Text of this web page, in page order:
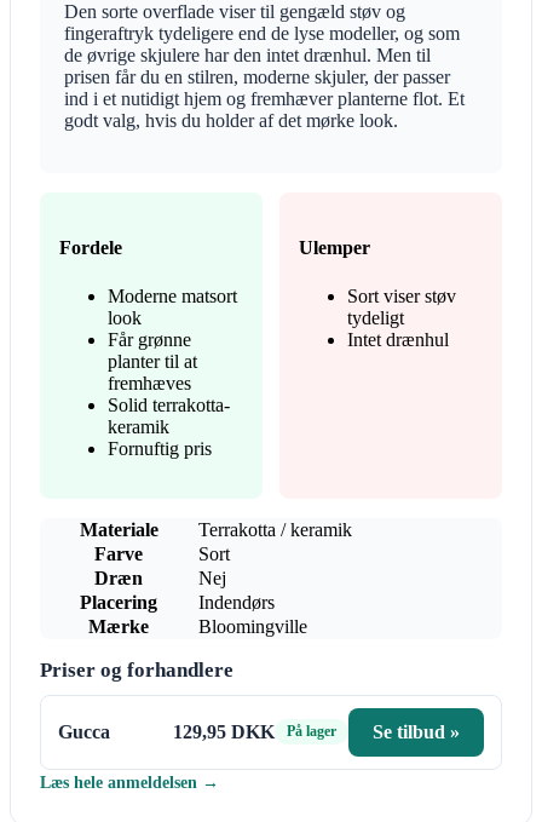
Den sorte overflade viser til gengæld støv og
fingeraftryk tydeligere end de lyse modeller, og som
de øvrige skjulere har den intet drænhul. Men til
prisen får du en stilren, moderne skjuler, der passer
ind i et nutidigt hjem og fremhæver planterne flot. Et
godt valg, hvis du holder af det mørke look.
Fordele
Moderne matsort
look
Får grønne
planter til at
fremhæves
Solid terrakotta-
keramik
Fornuftig pris
Ulemper
Sort viser støv
tydeligt
Intet drænhul
Materiale
Terrakotta / keramik
Farve
Sort
Dræn
Nej
Placering
Indendørs
Mærke
Bloomingville
Priser og forhandlere
Gucca 129,95 DKK På lager Se tilbud »
Læs hele anmeldelsen →